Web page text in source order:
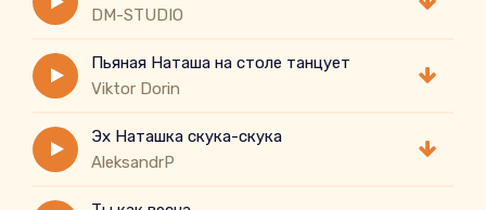
DM-STUDIO
Пьяная Наташа на столе танцует
Viktor Dorin
Эх Наташка скука-скука
AleksandrP